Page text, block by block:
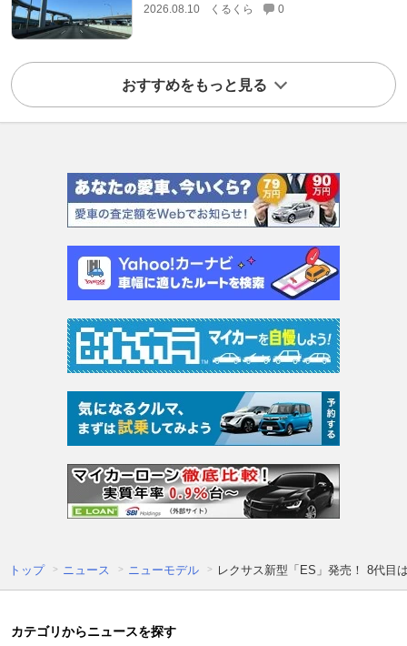
2026.08.10 くるくら 0
おすすめをもっと見る
トップ ニュース ニューモデル レクサス新型「ES」発売！ 8代目
カテゴリからニュースを探す